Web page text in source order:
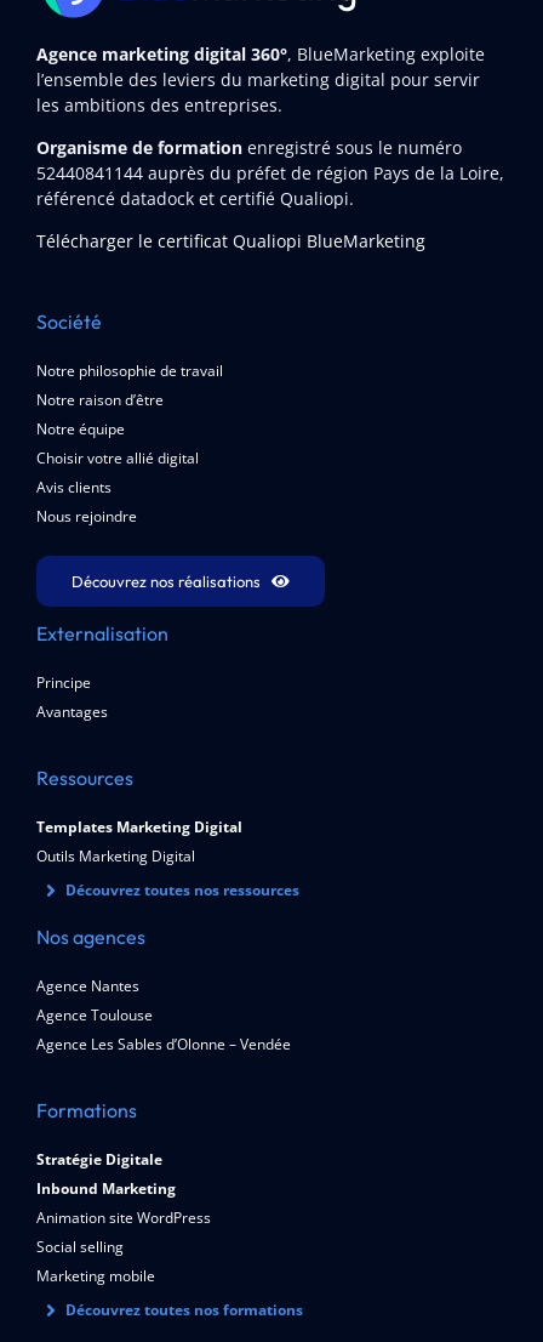
Agence marketing digital 360°, BlueMarketing exploite
l’ensemble des leviers du marketing digital pour servir
les ambitions des entreprises.
Organisme de formation enregistré sous le numéro
52440841144auprès du préfet de région Pays de la Loire,
référencé datadock et certifié Qualiopi.
Télécharger le certificat Qualiopi BlueMarketing
Société
Notre philosophie de travail
Notre raison d’être
Notre équipe
Choisir votre allié digital
Avis clients
Nous rejoindre
Découvrez nos réalisations
Externalisation
Principe
Avantages
Ressources
Templates Marketing Digital
Outils Marketing Digital
Découvrez toutes nos ressources
Nos agences
Agence Nantes
Agence Toulouse
Agence Les Sables d’Olonne – Vendée
Formations
Stratégie Digitale
Inbound Marketing
Animation site WordPress
Social selling
Marketing mobile
Découvrez toutes nos formations